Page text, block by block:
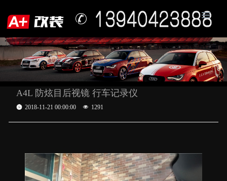
A4L 防炫目后视镜 行车记录仪
2018-11-21 00:00:00 1291